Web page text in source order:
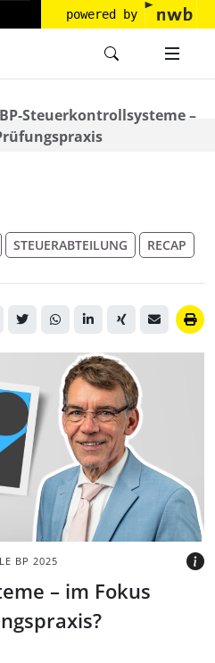
powered by
Steuerkontrollsysteme –
STEUERABTEILUNG RECAP
BP 2025
– im Fokus
Autors vor
mit
Konferenz